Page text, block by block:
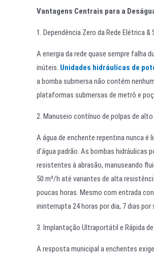
Vantagens Centrais para a
1. Dependência Zero da Rede Elétrica
A energia da rede quase sempre
inúteis. Unidades hidráulicas de
a bomba submersa não contém
plataformas submersas de metrô e
2. Manuseio contínuo de polpas de
A água de enchente repentina nunca
d'água padrão. As bombas hidráulicas
resistentes à abrasão, manuseando
50 m³/h até variantes de alta
poucas horas. Mesmo com entrada
ininterrupta 24 horas por dia, 7 dias por
3. Implantação Ultraportátil e Rápida
A resposta municipal a enchentes